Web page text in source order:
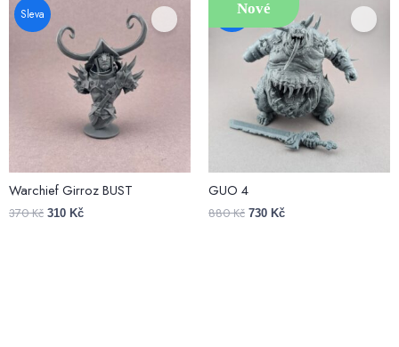
Sleva
Warchief Girroz BUST
370Kč 310 Kč
SlevaNové
GUO 4
880Kč 730 Kč